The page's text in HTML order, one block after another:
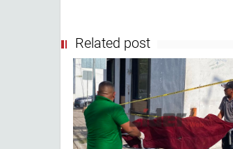
Related post